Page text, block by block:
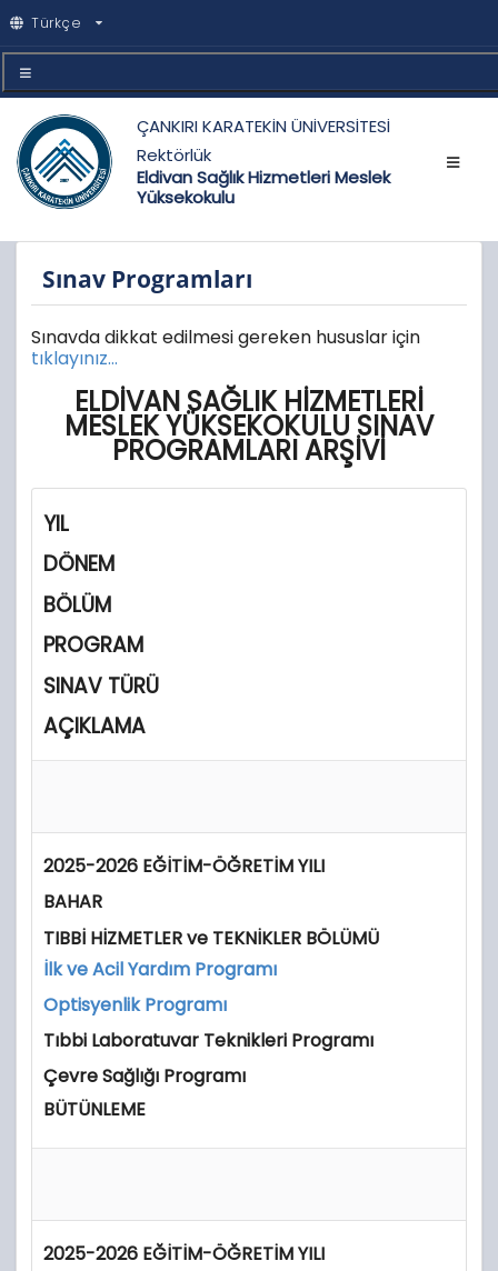
Türkçe
ÇANKIRI KARATEKİN ÜNİVERSİTESİ
Rektörlük
Eldivan Sağlık Hizmetleri Meslek
Yüksekokulu
Sınav Programları
Sınavda dikkat edilmesi gereken hususlar için
tıklayınız...
ELDİVAN SAĞLIK HİZMETLERİ
MESLEK YÜKSEKOKULU SINAV
PROGRAMLARI ARŞİVİ
YIL
DÖNEM
BÖLÜM
PROGRAM
SINAV TÜRÜ
AÇIKLAMA
2025-2026 EĞİTİM-ÖĞRETİM YILI
BAHAR
TIBBİ HİZMETLER ve TEKNİKLER BÖLÜMÜ
İlk ve Acil Yardım Programı
Optisyenlik Programı
Tıbbi Laboratuvar Teknikleri Programı
Çevre Sağlığı Programı
BÜTÜNLEME
2025-2026 EĞİTİM-ÖĞRETİM YILI